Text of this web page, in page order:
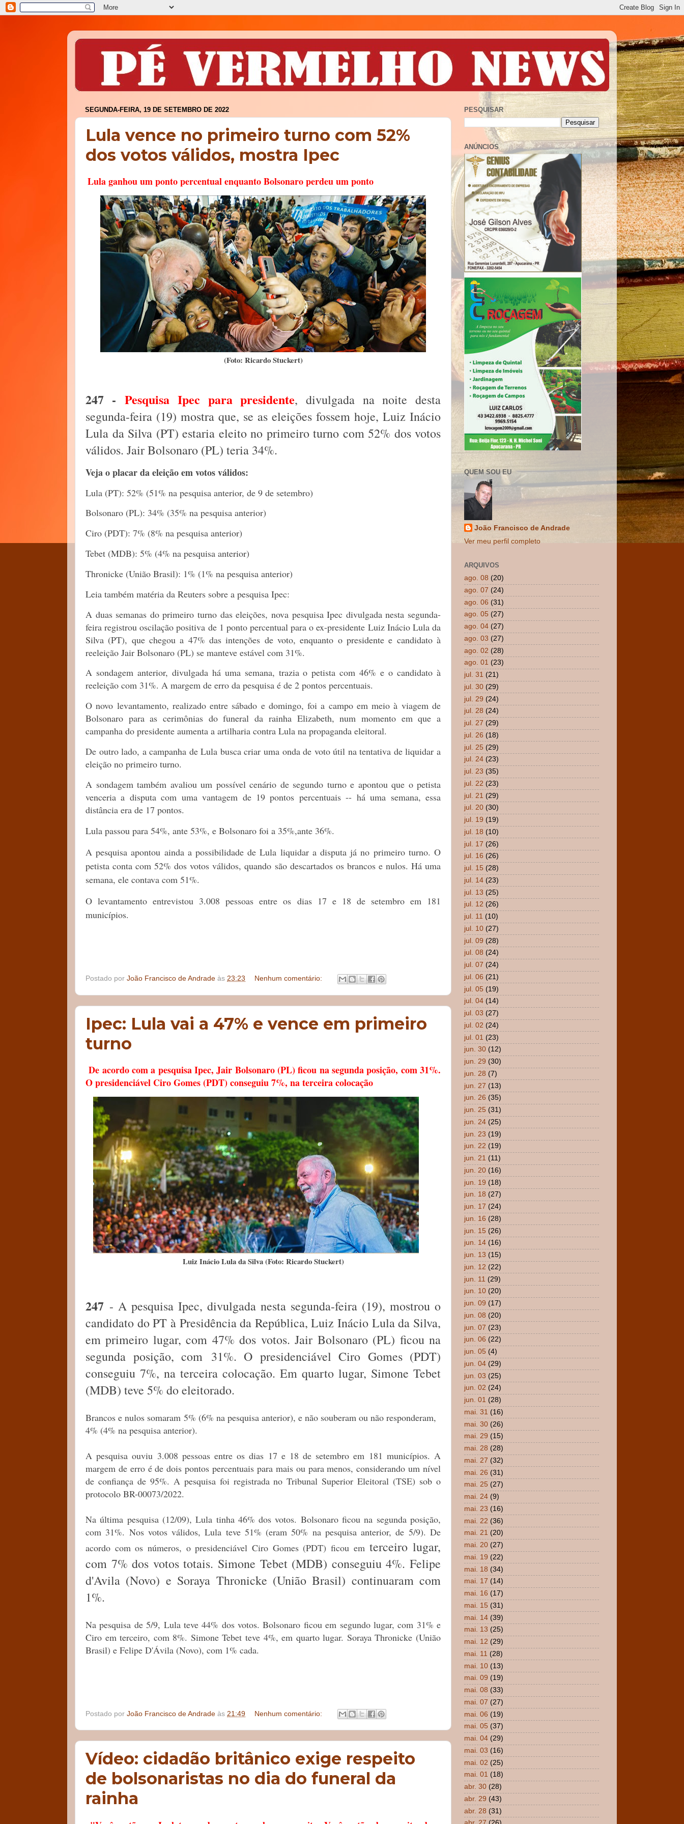
SEGUNDA-FEIRA, 19 DE SETEMBRO DE 2022
Lula vence no primeiro turno com 52%
dos votos válidos, mostra Ipec
Lula ganhou um ponto percentual enquanto Bolsonaro perdeu um ponto
(Foto: Ricardo Stuckert)
247 - Pesquisa Ipec para presidente, divulgada na noite desta
segunda-feira (19) mostra que, se as eleições fossem hoje, Luiz Inácio
Lula da Silva (PT) estaria eleito no primeiro turno com 52% dos votos
válidos. Jair Bolsonaro (PL) teria 34%.
Veja o placar da eleição em votos válidos:
Lula (PT): 52% (51% na pesquisa anterior, de 9 de setembro)
Bolsonaro (PL): 34% (35% na pesquisa anterior)
Ciro (PDT): 7% (8% na pesquisa anterior)
Tebet (MDB): 5% (4% na pesquisa anterior)
Thronicke (União Brasil): 1% (1% na pesquisa anterior)
Leia também matéria da Reuters sobre a pesquisa Ipec:
A duas semanas do primeiro turno das eleições, nova pesquisa Ipec divulgada nesta segunda-
feira registrou oscilação positiva de 1 ponto percentual para oex-presidente Luiz Inácio Lula da
Silva (PT), que chegou a 47% das intenções de voto, enquanto o presidente e candidato à
reeleição Jair Bolsonaro (PL) se manteve estável com 31%.
A sondagem anterior, divulgada há uma semana, trazia o petista com 46% e o candidato à
reeleição com 31%. A margem de erro da pesquisa é de 2 pontos percentuais.
O novo levantamento, realizado entre sábado e domingo, foi a campo em meio à viagem de
Bolsonaro para as cerimônias do funeral da rainha Elizabeth, num momento em que a
campanha do presidente aumenta a artilharia contra Lula na propaganda eleitoral.
De outro lado, a campanha de Lula busca criar uma onda de voto útil na tentativa de liquidar a
eleição no primeiro turno.
A sondagem também avaliou um possível cenário de segundo turno e apontou que o petista
venceria a disputa com uma vantagem de 19 pontos percentuais -- há uma semana, essa
distância era de 17 pontos.
Lula passou para 54%, ante 53%, e Bolsonaro foi a 35%,ante 36%.
A pesquisa apontou ainda a possibilidade de Lula liquidar a disputa já no primeiro turno. O
petista conta com 52% dos votos válidos, quando são descartados os brancos e nulos. Há uma
semana, ele contava com 51%.
O levantamento entrevistou 3.008 pessoas entre os dias 17 e 18 de setembro em 181
municípios.
Postado por João Francisco de Andrade às 23:23 Nenhum comentário:
Ipec: Lula vai a 47% e vence em primeiro
turno
De acordo com a pesquisa Ipec, Jair Bolsonaro (PL) ficou na segunda posição, com 31%.
O presidenciável Ciro Gomes (PDT) conseguiu 7%, na terceira colocação
Luiz Inácio Lula da Silva (Foto: Ricardo Stuckert)
247 - A pesquisa Ipec, divulgada nesta segunda-feira (19), mostrou o
candidato do PT à Presidência da República, Luiz Inácio Lula da Silva,
em primeiro lugar, com 47% dos votos. Jair Bolsonaro (PL) ficou na
segunda posição, com 31%. O presidenciável Ciro Gomes (PDT)
conseguiu 7%, na terceira colocação. Em quarto lugar, Simone Tebet
(MDB) teve 5% do eleitorado.
Brancos e nulos somaram 5% (6% na pesquisa anterior), e não souberam ou não responderam,
4% (4% na pesquisa anterior).
A pesquisa ouviu 3.008 pessoas entre os dias 17 e 18 de setembro em 181 municípios. A
margem de erro é de dois pontos percentuais para mais ou para menos, considerando um nível
de confiança de 95%. A pesquisa foi registrada no Tribunal Superior Eleitoral (TSE) sob o
protocolo BR-00073/2022.
Na última pesquisa (12/09), Lula tinha 46% dos votos. Bolsonaro ficou na segunda posição,
com 31%. Nos votos válidos, Lula teve 51% (eram 50% na pesquisa anterior, de 5/9). De
acordo com os números, o presidenciável Ciro Gomes (PDT) ficou emterceiro lugar,
com 7% dos votos totais. Simone Tebet (MDB) conseguiu 4%. Felipe
d'Avila (Novo) e Soraya Thronicke (União Brasil) continuaram com
1%.
Na pesquisa de 5/9, Lula teve 44% dos votos. Bolsonaro ficou em segundo lugar, com 31% e
Ciro em terceiro, com 8%. Simone Tebet teve 4%, em quarto lugar. Soraya Thronicke (União
Brasil) e Felipe D'Ávila (Novo), com 1% cada.
Postado por João Francisco de Andrade às 21:49 Nenhum comentário:
Vídeo: cidadão britânico exige respeito
de bolsonaristas no dia do funeral da
rainha
PESQUISAR
ANÚNCIOS
QUEM SOU EU
João Francisco de Andrade
Ver meu perfil completo
ARQUIVOS
ago. 08 (20)
ago. 07 (24)
ago. 06 (31)
ago. 05 (27)
ago. 04 (27)
ago. 03 (27)
ago. 02 (28)
ago. 01 (23)
jul. 31 (21)
jul. 30 (29)
jul. 29 (24)
jul. 28 (24)
jul. 27 (29)
jul. 26 (18)
jul. 25 (29)
jul. 24 (23)
jul. 23 (35)
jul. 22 (23)
jul. 21 (29)
jul. 20 (30)
jul. 19 (19)
jul. 18 (10)
jul. 17 (26)
jul. 16 (26)
jul. 15 (28)
jul. 14 (23)
jul. 13 (25)
jul. 12 (26)
jul. 11 (10)
jul. 10 (27)
jul. 09 (28)
jul. 08 (24)
jul. 07 (24)
jul. 06 (21)
jul. 05 (19)
jul. 04 (14)
jul. 03 (27)
jul. 02 (24)
jul. 01 (23)
jun. 30 (12)
jun. 29 (30)
jun. 28 (7)
jun. 27 (13)
jun. 26 (35)
jun. 25 (31)
jun. 24 (25)
jun. 23 (19)
jun. 22 (19)
jun. 21 (11)
jun. 20 (16)
jun. 19 (18)
jun. 18 (27)
jun. 17 (24)
jun. 16 (28)
jun. 15 (26)
jun. 14 (16)
jun. 13 (15)
jun. 12 (22)
jun. 11 (29)
jun. 10 (20)
jun. 09 (17)
jun. 08 (20)
jun. 07 (23)
jun. 06 (22)
jun. 05 (4)
jun. 04 (29)
jun. 03 (25)
jun. 02 (24)
jun. 01 (28)
mai. 31 (16)
mai. 30 (26)
mai. 29 (15)
mai. 28 (28)
mai. 27 (32)
mai. 26 (31)
mai. 25 (27)
mai. 24 (9)
mai. 23 (16)
mai. 22 (36)
mai. 21 (20)
mai. 20 (27)
mai. 19 (22)
mai. 18 (34)
mai. 17 (14)
mai. 16 (17)
mai. 15 (31)
mai. 14 (39)
mai. 13 (25)
mai. 12 (29)
mai. 11 (28)
mai. 10 (13)
mai. 09 (19)
mai. 08 (33)
mai. 07 (27)
mai. 06 (19)
mai. 05 (37)
mai. 04 (29)
mai. 03 (16)
mai. 02 (25)
mai. 01 (18)
abr. 30 (28)
abr. 29 (43)
abr. 28 (31)